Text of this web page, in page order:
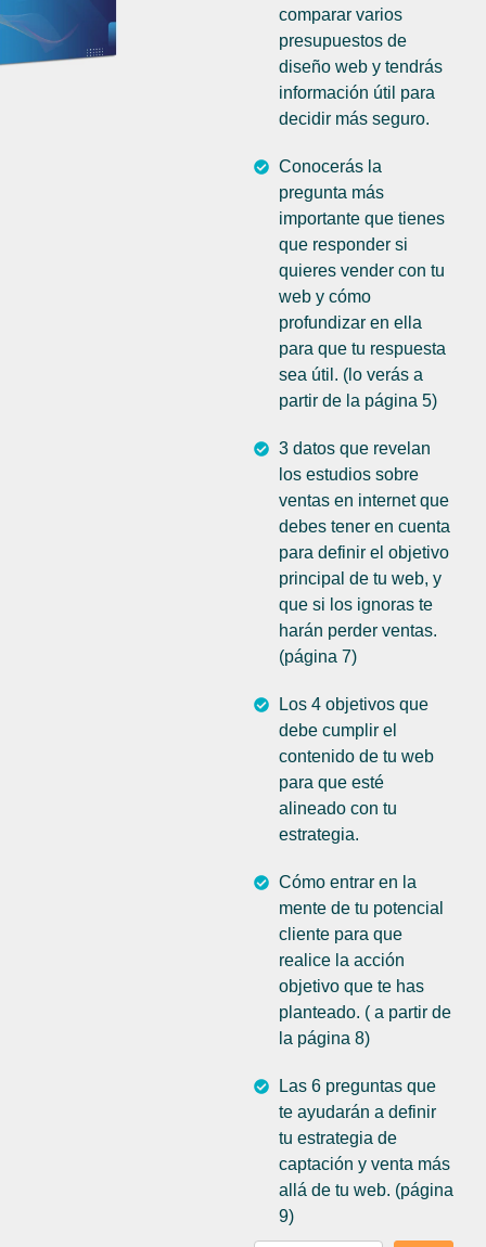
comparar varios
presupuestos de
diseño web y tendrás
información útil para
decidir más seguro.
Conocerás la
pregunta más
importante que tienes
que responder si
quieres vender con tu
web y cómo
profundizar en ella
para que tu respuesta
sea útil. (lo verás a
partir de la página 5)
3 datos que revelan
los estudios sobre
ventas en internet que
debes tener en cuenta
para definir el objetivo
principal de tu web, y
que si los ignoras te
harán perder ventas.
(página 7)
Los 4 objetivos que
debe cumplir el
contenido de tu web
para que esté
alineado con tu
estrategia.
Cómo entrar en la
mente de tu potencial
cliente para que
realice la acción
objetivo que te has
planteado. ( a partir de
la página 8)
Las 6 preguntas que
te ayudarán a definir
tu estrategia de
captación y venta más
allá de tu web. (página
9)